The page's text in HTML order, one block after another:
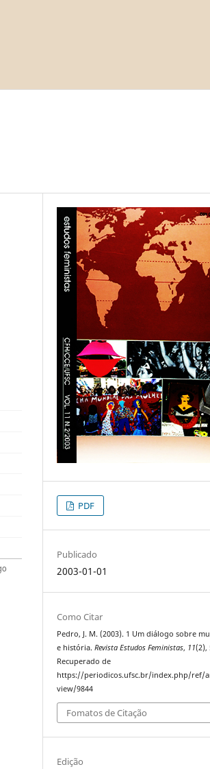
PDF
Publicado
2003-01-01
Como Citar
Pedro, J. M. (2003). 1 Um diálogo sobre
e história.Revista Estudos Feministas, 11(2),
Recuperado de
https://periodicos.ufsc.br/index.php/ref/
view/9844
Fomatos de Citação
Edição